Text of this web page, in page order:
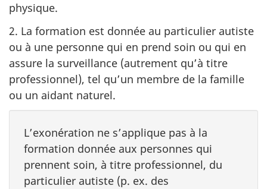
physique.
2. La formation est donnée au particulier autiste
ou à une personne qui en prend soin ou qui en
assure la surveillance (autrement qu’à titre
professionnel), tel qu’un membre de la famille
ou un aidant naturel.
L’exonération ne s’applique pas à la
formation donnée aux personnes qui
prennent soin, à titre professionnel, du
particulier autiste (p. ex. des